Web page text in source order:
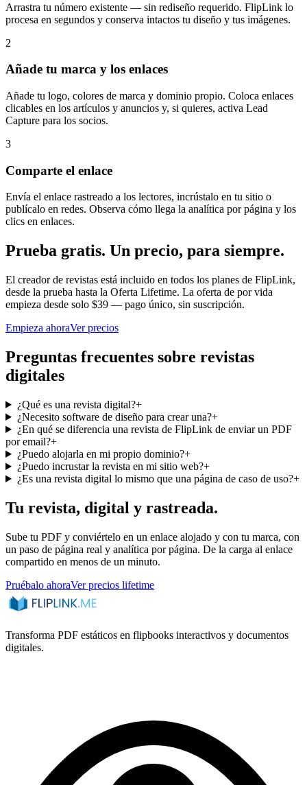
Arrastra tu número existente — sin rediseño requerido. FlipLink lo
procesa en segundos y conserva intactos tu diseño y tus imágenes.
2
Añade tu marca y los enlaces
Añade tu logo, colores de marca y dominio propio. Coloca enlaces
clicables en los artículos y anuncios y, si quieres, activa Lead
Capture para los socios.
3
Comparte el enlace
Envía el enlace rastreado a los lectores, incrústalo en tu sitio o
publícalo en redes. Observa cómo llega la analítica por página y los
clics en enlaces.
Prueba gratis. Un precio, para siempre.
El creador de revistas está incluido en todos los planes de FlipLink,
desde la prueba hasta la Oferta Lifetime. La oferta de por vida
empieza desde solo $39 — pago único, sin suscripción.
Empieza ahoraVer precios
Preguntas frecuentes sobre revistas
digitales
¿Qué es una revista digital?+
¿Necesito software de diseño para crear una?+
¿En qué se diferencia una revista de FlipLink de enviar un PDF
por email?+
¿Puedo alojarla en mi propio dominio?+
¿Puedo incrustar la revista en mi sitio web?+
¿Es una revista digital lo mismo que una página de caso de uso?+
Tu revista, digital y rastreada.
Sube tu PDF y conviértelo en un enlace alojado y con tu marca, con
un paso de página real y analítica por página. De la carga al enlace
compartido en menos de un minuto.
Pruébalo ahoraVer precios lifetime
Transforma PDF estáticos en flipbooks interactivos y documentos
digitales.